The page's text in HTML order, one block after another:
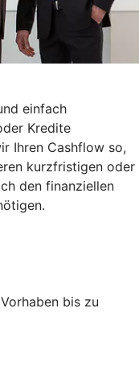
einfach
Kredite
Ihren Cashflow so,
kurzfristigen oder
den finanziellen
bis zu